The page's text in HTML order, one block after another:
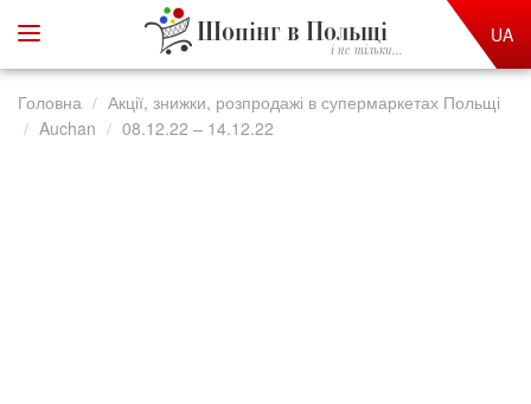
Шопінг в Польщі
і не тільки...
UA
Головна
Акції, знижки, розпродажі в супермаркетах Польщі
Auchan
08.12.22 – 14.12.22